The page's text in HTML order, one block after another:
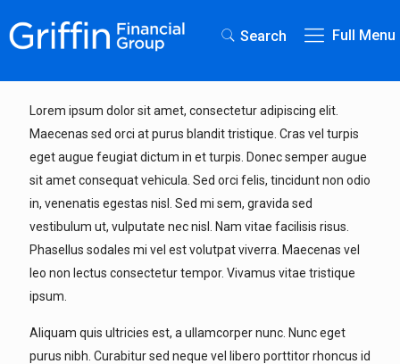
Search Full Menu
Lorem ipsum dolor sit amet, consectetur adipiscing elit.
Maecenas sed orci at purus blandit tristique. Cras vel turpis
eget augue feugiat dictum in et turpis. Donec semper augue
sit amet consequat vehicula. Sed orci felis, tincidunt non odio
in, venenatis egestas nisl. Sed mi sem, gravida sed
vestibulum ut, vulputate nec nisl. Nam vitae facilisis risus.
Phasellus sodales mi vel est volutpat viverra. Maecenas vel
leo non lectus consectetur tempor. Vivamus vitae tristique
ipsum.
Aliquam quis ultricies est, a ullamcorper nunc. Nunc eget
purus nibh. Curabitur sed neque vel libero porttitor rhoncus id